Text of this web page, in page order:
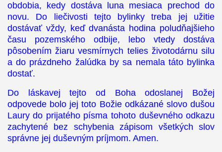
obdobia, kedy dostáva luna mesiaca prechod do
novu. Do liečivosti tejto bylinky treba jej užitie
dostávať vždy, keď dvanásta hodina poludňajšieho
času pozemského odbije, lebo vtedy dostáva
pôsobením žiaru vesmírnych telies životodárnu silu
a do prázdneho žalúdka by sa nemala táto bylinka
dostať.
Do láskavej tejto od Boha odoslanej Božej
odpovede bolo jej toto Božie odkázané slovo dušou
Laury do prijatého písma tohoto duševného odkazu
zachytené bez schybenia zápisom všetkých slov
správne jej duševným príjmom. Amen.